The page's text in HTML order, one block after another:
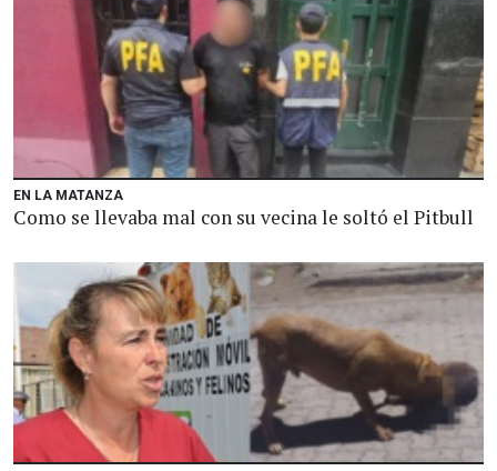
EN LA MATANZA
Como se llevaba mal con su vecina le soltó el Pitbull